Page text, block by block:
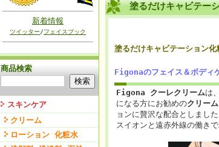
新着情報
ツイッター/フェイスブック
商品検索
スキンケア
クリーム
ローション 化粧水
塗るだけキャビテー
塗るだけキャビテーション化
Figonaのフェイス＆ボディ
Figona クーレクリームは
になる方にお勧めのクリーム
ョンに贅沢な配合としまし
スイオンと遠赤外線の働き